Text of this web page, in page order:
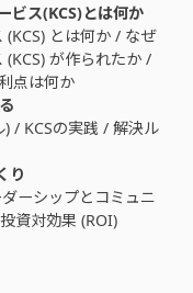
ビス(KCS)とは何か
とは何か / なぜ
が作られたか /
点は何か
) / KCSの実践 / 解決ル
り
ーシップとコミュニ
資対効果 (ROI)